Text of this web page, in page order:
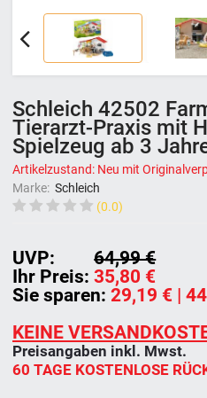
Schleich 42502
Tierarzt-Praxis mit
Spielzeug ab 3
Artikelzustand: Neu mit
Marke: Schleich
(0.0)
Ihr Preis: 35,80 €
UVP:
64,99 €
Sie sparen: 29,19 € |
KEINE
Preisangaben inkl. Mwst.
60 TAGE KOSTENLOSE